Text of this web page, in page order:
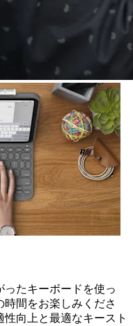
たキーボードを使っ
間をお楽しみくださ
向上と最適なキースト